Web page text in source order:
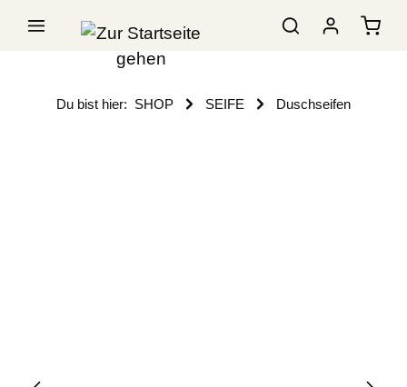
Du bist hier: SHOP SEIFE Duschseifen